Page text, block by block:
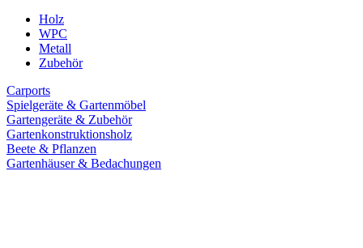
Holz
WPC
Metall
Zubehör
Carports
Spielgeräte & Gartenmöbel
Gartengeräte & Zubehör
Gartenkonstruktionsholz
Beete & Pflanzen
Gartenhäuser & Bedachungen